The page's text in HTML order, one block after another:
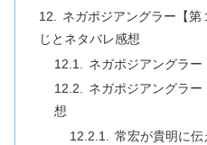
ネガポジアングラー【
じとネタバレ感想
ネガポジアングラー
ネガポジアングラ
想
常宏が貴明に